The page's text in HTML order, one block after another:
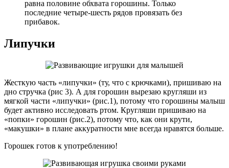
равна половине обхвата горошины. Только
последние четыре-шесть рядов провязать без
прибавок.
Липучки
Жесткую часть «липучки» (ту, что с крючками), пришиваю на
дно стручка (рис 3). А для горошин вырезаю кругляши из
мягкой части «липучки» (рис.1), потому что горошины малыш
будет активно исследовать ртом. Кругляши пришиваю на
«попки» горошин (рис.2), потому что, как они крути,
«макушки» в плане аккуратности мне всегда нравятся больше.
Горошек готов к употреблению!